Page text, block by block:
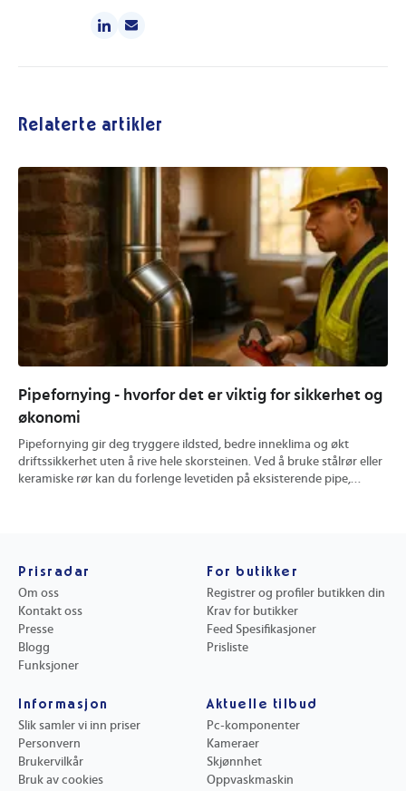
Relaterte artikler
Pipefornying - hvorfor det er viktig for sikkerhet og
økonomi
Pipefornying gir deg tryggere ildsted, bedre inneklima og økt
driftssikkerhet uten å rive hele skorsteinen. Ved å bruke stålrør eller
keramiske rør kan du forlenge levetiden på eksisterende pipe,
Prisradar
Om oss
Kontakt oss
Presse
Blogg
Funksjoner
For butikker
Registrer og profiler butikken din
Krav for butikker
Feed Spesifikasjoner
Prisliste
Informasjon
Slik samler vi inn priser
Personvern
Brukervilkår
Bruk av cookies
Aktuelle tilbud
Pc-komponenter
Kameraer
Skjønnhet
Oppvaskmaskin